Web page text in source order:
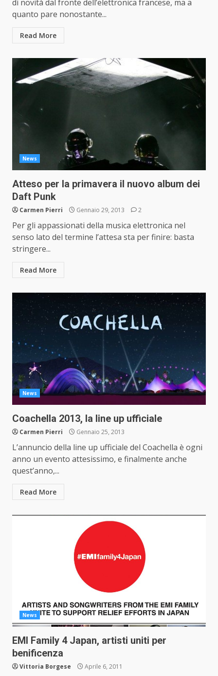
di novità dal fronte dell’elettronica francese, ma a
quanto pare nonostante...
Read More
News
Atteso per la primavera il nuovo album dei
Daft Punk
Carmen Pierri Gennaio 29, 2013 2
Per gli appassionati della musica elettronica nel
senso lato del termine l’attesa sta per finire: basta
stringere...
Read More
News
Coachella 2013, la line up ufficiale
Carmen Pierri Gennaio 25, 2013
L’annuncio della line up ufficiale del Coachella è ogni
anno un evento attesissimo, e finalmente anche
quest’anno,...
Read More
News
EMI Family 4 Japan, artisti uniti per
benificenza
Vittoria Borgese Aprile 6, 2011